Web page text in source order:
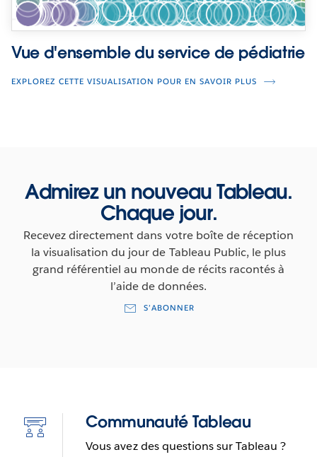
Vue d'ensemble du service de pédiatrie
EXPLOREZ CETTE VISUALISATION POUR EN SAVOIR PLUS
Admirez un nouveau Tableau.
Chaque jour.
Recevez directement dans votre boîte de réception
la visualisation du jour de Tableau Public, le plus
grand référentiel au monde de récits racontés à
l’aide de données.
S’ABONNER
Communauté Tableau
Vous avez des questions sur Tableau ?